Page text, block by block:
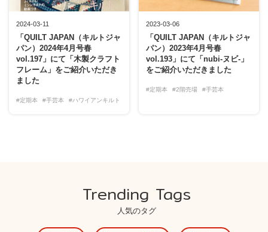
2024-03-11
「QUILT JAPAN（キルトジャ
パン）2024年4月号春
vol.197」にて「木製クラフト
フレーム」をご紹介いただき
ました
#定期本 #手芸本 #ハワイアンキルト
2023-03-06
「QUILT JAPAN（キルトジャ
パン）2023年4月号春
vol.193」にて「nubi-ヌビ-」
をご紹介いただきました
#定期本 #2階売場 #手芸本
Trending Tags
人気のタグ